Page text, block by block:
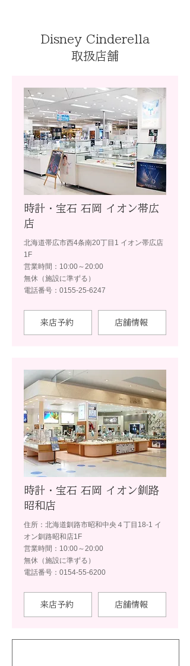
Disney Cinderella
取扱店舗
時計・宝石 石岡 イオン帯広
店
北海道帯広市西4条南20丁目1 イオン帯広店
1F
営業時間：10:00～20:00
無休（施設に準ずる）
電話番号：0155-25-6247
来店予約 店舗情報
時計・宝石 石岡 イオン釧路
昭和店
住所：北海道釧路市昭和中央４丁目18-1 イ
オン釧路昭和店1F
営業時間：10:00～20:00
無休（施設に準ずる）
電話番号：0154-55-6200
来店予約 店舗情報